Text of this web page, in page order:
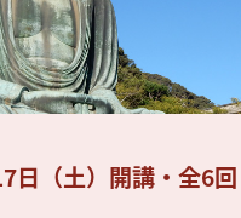
日（土）開講・全6回